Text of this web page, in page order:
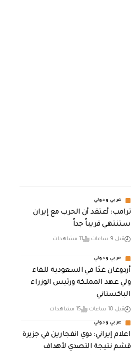
عربي ودولي
‏ترامب: أعتقد أن الحرب مع إيران
ستنتهي قريباً جداً
قبل 9 ساعات 11 مشاهدات
عربي ودولي
أردوغان غدًا في السعودية للقاء
ولي عهد المملكة ورئيس الوزراء
الباكستاني
قبل 10 ساعات 15 مشاهدات
عربي ودولي
اعلام إيراني: دوي انفجارين في جزيرة
قشم نتيجة التصدي لأهداف